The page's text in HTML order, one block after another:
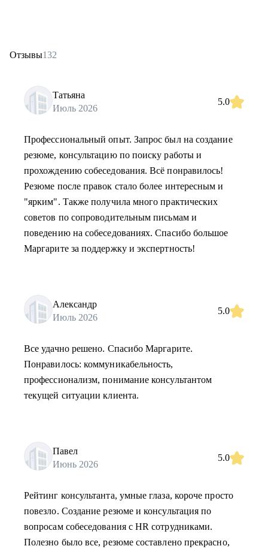
Отзывы132
Татьяна
Июль 2026
5.0
Профессиональный опыт. Запрос был на создание
резюме, консультацию по поиску работы и
прохождению собеседования. Всё понравилось!
Резюме после правок стало более интересным и
"ярким". Также получила много практических
советов по сопроводительным письмам и
поведению на собеседованиях. Спасибо большое
Маргарите за поддержку и экспертность!
Александр
Июль 2026
5.0
Все удачно решено. Спасибо Маргарите.
Понравилось: коммуникабельность,
профессионализм, понимание консультантом
текущей ситуации клиента.
Павел
Июнь 2026
5.0
Рейтинг консультанта, умные глаза, короче просто
повезло. Создание резюме и консультация по
вопросам собеседования с HR сотрудниками.
Полезно было все, резюме составлено прекрасно,